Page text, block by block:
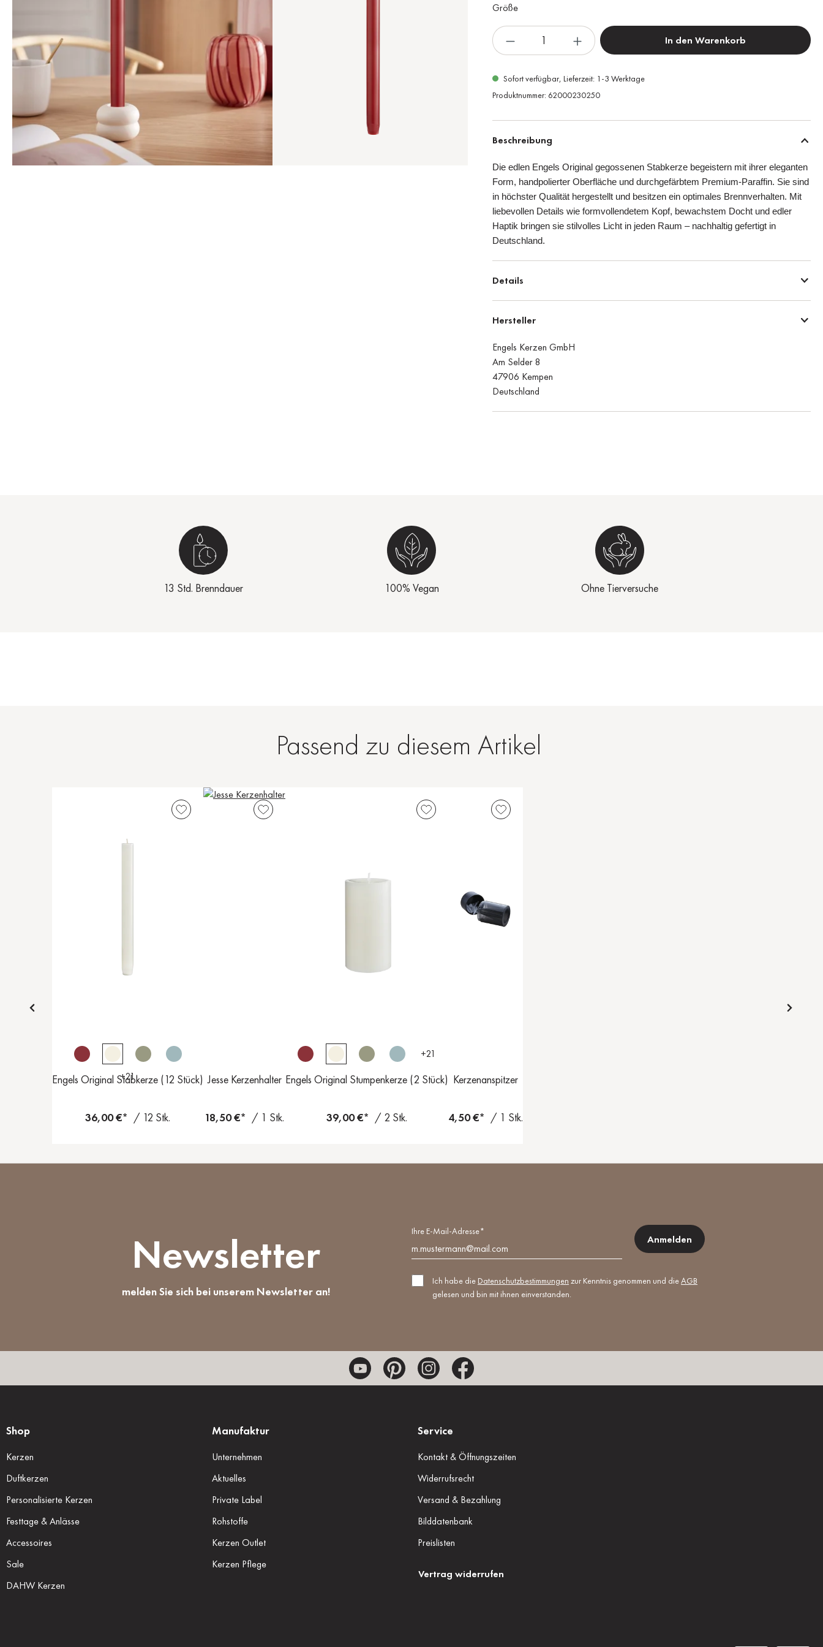
Größe
In den Warenkorb
Sofort verfügbar, Lieferzeit: 1-3 Werktage
Produktnummer: 62000230250
Beschreibung
Die edlen Engels Original gegossenen Stabkerze begeistern mit ihrer eleganten
Form, handpolierter Oberfläche und durchgefärbtem Premium-Paraffin. Sie sind
in höchster Qualität hergestellt und besitzen ein optimales Brennverhalten. Mit
liebevollen Details wie formvollendetem Kopf, bewachstem Docht und edler
Haptik bringen sie stilvolles Licht in jeden Raum – nachhaltig gefertigt in
Deutschland.
Details
Hersteller
Engels Kerzen GmbH
Am Selder 8
47906 Kempen
Deutschland
13 Std. Brenndauer 100% Vegan Ohne Tierversuche
Passend zu diesem Artikel
+21
Engels Original Stabkerze (12 Stück)
36,00 €* / 12 Stk.
Jesse Kerzenhalter
18,50 €* / 1 Stk.
+21
Engels Original Stumpenkerze (2 Stück)
39,00 €* / 2 Stk.
Kerzenanspitzer
4,50 €* / 1 Stk.
Newsletter
melden Sie sich bei unserem Newsletter an!
Ihre E-Mail-Adresse*
Anmelden
Ich habe die Datenschutzbestimmungen zur Kenntnis genommen und dieAGB
gelesen und bin mit ihnen einverstanden.
Shop
Kerzen
Duftkerzen
Personalisierte Kerzen
Festtage & Anlässe
Accessoires
Sale
DAHW Kerzen
Manufaktur
Unternehmen
Aktuelles
Private Label
Rohstoffe
Kerzen Outlet
Kerzen Pflege
Service
Kontakt & Öffnungszeiten
Widerrufsrecht
Versand & Bezahlung
Bilddatenbank
Preislisten
Vertrag widerrufen